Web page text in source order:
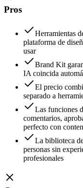
Pros
Herramientas
plataforma de
usar
Brand Kit
IA coincida
El precio
separado a
Las funciones
comentarios,
perfecto con
La biblioteca
personas sin
profesionales